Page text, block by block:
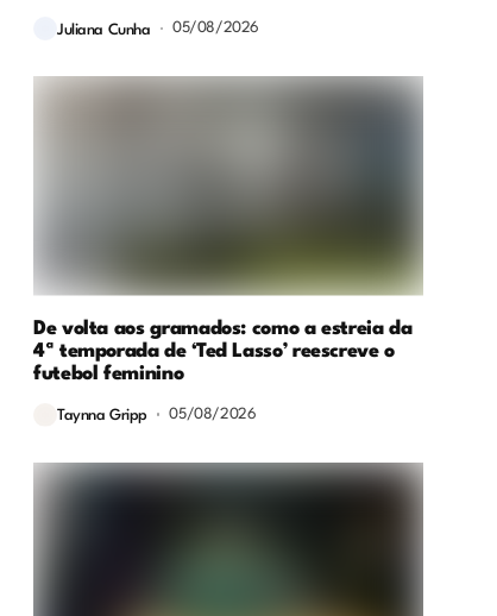
Juliana Cunha 05/08/2026
De volta aos gramados: como a estreia da
4ª temporada de ‘Ted Lasso’ reescreve o
futebol feminino
Taynna Gripp 05/08/2026